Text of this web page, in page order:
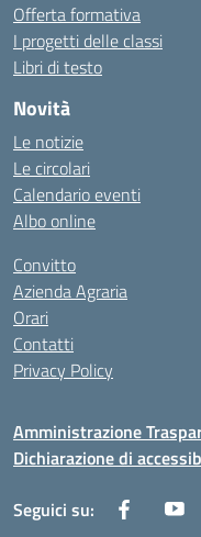
Offerta formativa
I progetti delle classi
Libri di testo
Novità
Le notizie
Le circolari
Calendario eventi
Albo online
Convitto
Azienda Agraria
Orari
Contatti
Privacy Policy
Amministrazione
Dichiarazione di
Seguici su: